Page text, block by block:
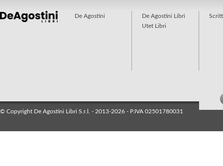
De Agostini
De Agostini Libri
Utet Libri
© Copyright De Agostini Libri S.r.l. - 2013-2026 - P.IVA 02501780031